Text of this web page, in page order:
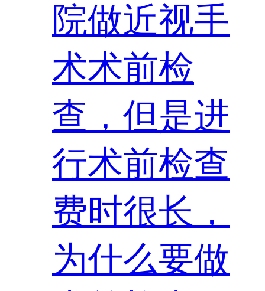
院做近视手
术术前检
查，但是进
行术前检查
费时很长，
为什么要做